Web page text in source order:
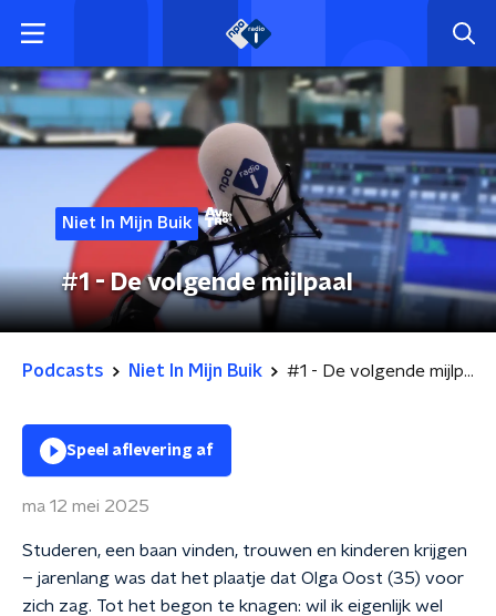
Niet In Mijn Buik
#1 - De volgende mijlpaal
Podcasts Niet In Mijn Buik #1 - De volgende mijlpaal
Speel aflevering af
ma 12 mei 2025
Studeren, een baan vinden, trouwen en kinderen krijgen
– jarenlang was dat het plaatje dat Olga Oost (35) voor
zich zag. Tot het begon te knagen: wil ik eigenlijk wel